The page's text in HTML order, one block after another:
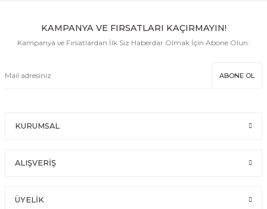
KAMPANYA VE FIRSATLARI KAÇIRMAYIN!
Kampanya ve Fırsatlardan İlk Siz Haberdar Olmak İçin Abone Olun:
ABONE OL
KURUMSAL
ALIŞVERİŞ
ÜYELİK